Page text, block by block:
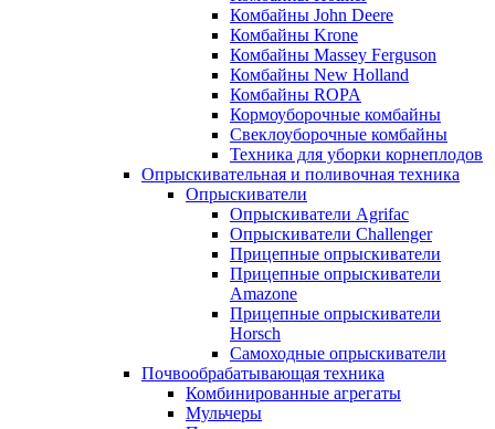
Комбайны John Deere
Комбайны Krone
Комбайны Massey Ferguson
Комбайны New Holland
Комбайны ROPA
Кормоуборочные комбайны
Свеклоуборочные комбайны
Техника для уборки корнеплодов
Опрыскивательная и поливочная техника
Опрыскиватели
Опрыскиватели Agrifac
Опрыскиватели Challenger
Прицепные опрыскиватели
Прицепные опрыскиватели
Amazone
Прицепные опрыскиватели
Horsch
Самоходные опрыскиватели
Почвообрабатывающая техника
Комбинированные агрегаты
Мульчеры